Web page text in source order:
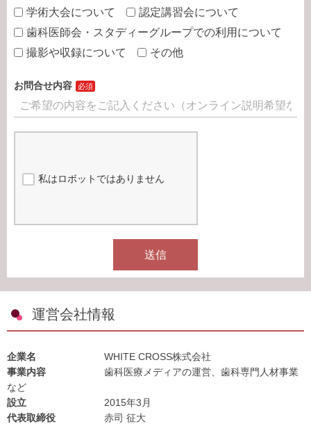
学術大会について
認定講習会について
歯科医師会・スタディーグループでの利用について
撮影や収録について
その他
お問合せ内容
私はロボットではありません
送信
運営会社情報
企業名 WHITE CROSS株式会社
事業内容 歯科医療メディアの運営、歯科専門人材事業
など
設立
2015年3月
代表取締役 赤司 征大